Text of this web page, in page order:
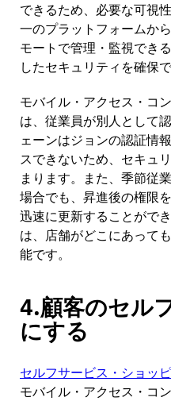
できるため、必要な可視
一のプラットフォームか
モートで管理・監視でき
したセキュリティを確保で
モバイル・アクセス・コ
は、従業員が別人として
ェーンはジョンの認証情
スできないため、セキュ
まります。また、季節従
場合でも、昇進後の権限
迅速に更新することがで
は、店舗がどこにあって
能です。
4.顧客のセル
にする
セルフサービス・ショッ
モバイル・アクセス・コ